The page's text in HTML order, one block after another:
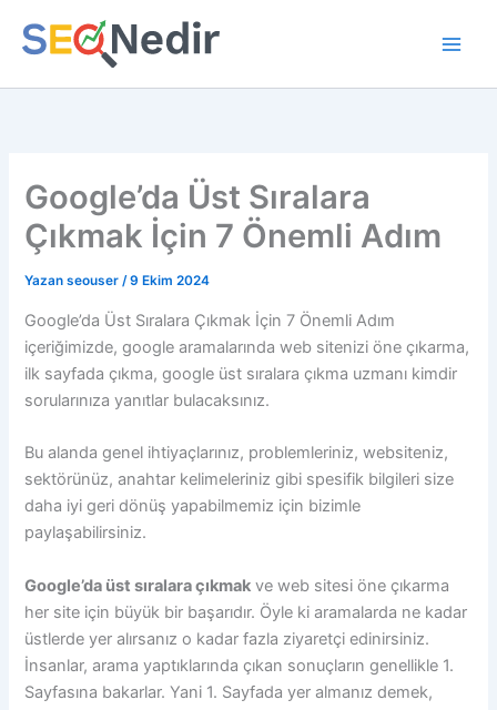
atla
Google’da Üst Sıralara
Çıkmak İçin 7 Önemli Adım
Yazan seouser/9 Ekim 2024
Google’da Üst Sıralara Çıkmak İçin 7 Önemli Adım
içeriğimizde, google aramalarında web sitenizi öne çıkarma,
ilk sayfada çıkma, google üst sıralara çıkma uzmanı kimdir
sorularınıza yanıtlar bulacaksınız.
Bu alanda genel ihtiyaçlarınız, problemleriniz, websiteniz,
sektörünüz, anahtar kelimeleriniz gibi spesifik bilgileri size
daha iyi geri dönüş yapabilmemiz için bizimle
paylaşabilirsiniz.
Google’da üst sıralara çıkmak ve web sitesi öne çıkarma
her site için büyük bir başarıdır. Öyle ki aramalarda ne kadar
üstlerde yer alırsanız o kadar fazla ziyaretçi edinirsiniz.
İnsanlar, arama yaptıklarında çıkan sonuçların genellikle 1.
Sayfasına bakarlar. Yani 1. Sayfada yer almanız demek,